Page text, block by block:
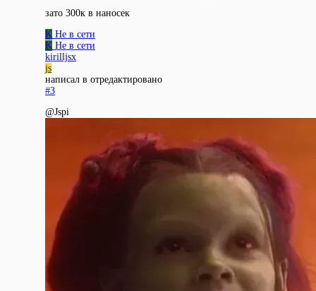
зато 300к в наносек
K Не в сети
K Не в сети
kirilljsx
js
написал в отредактировано
#3
@Jspi